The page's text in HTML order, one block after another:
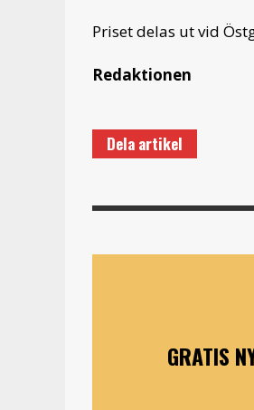
Priset delas ut vid
Redaktionen
Dela artikel
GRATIS